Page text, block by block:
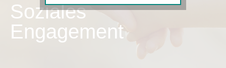
Soziales
Engagement
Diese Cookies sind erforderlich, um die
grundlegende Funktionalität der Website
Tracking- und Targeting-Cookies